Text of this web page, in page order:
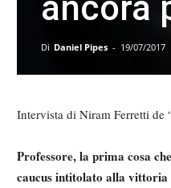
ancora
Di Daniel Pipes - 19/07/2017
Intervista di Niram Ferretti de
Professore, la prima cosa
caucus intitolato alla vittoria